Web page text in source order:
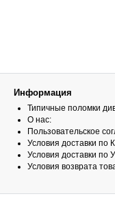
Информация
Типичные поломки
О нас:
Пользовательское
Условия доставки по
Условия доставки по
Условия возврата